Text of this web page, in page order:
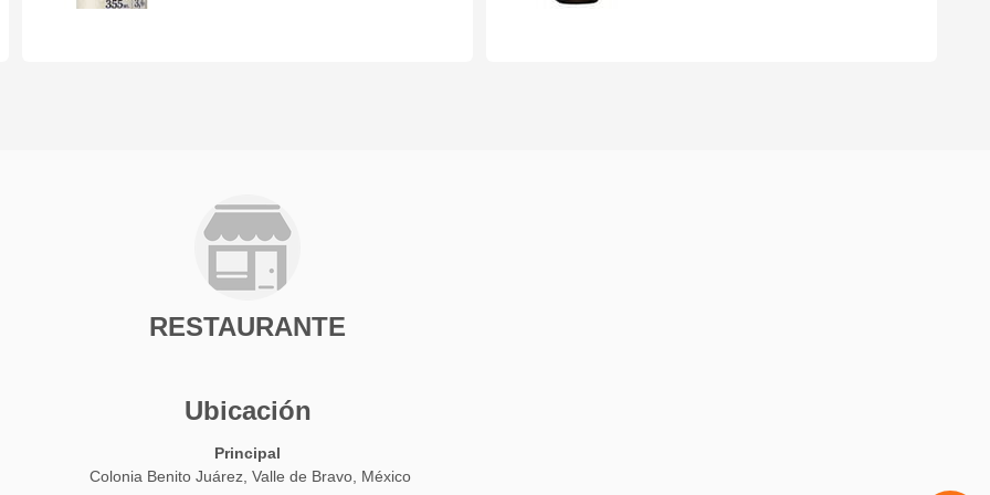
RESTAURANTE
Ubicación
Principal
Colonia Benito Juárez, Valle de Bravo, México